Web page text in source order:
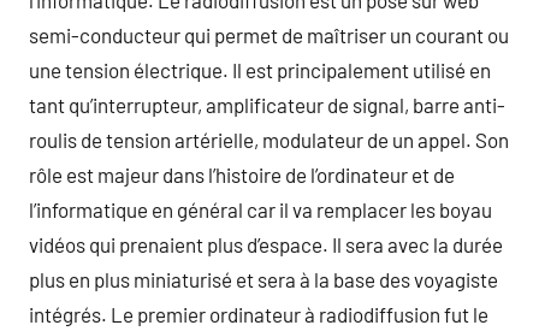
semi-conducteur qui permet de maîtriser un courant ou
une tension électrique. Il est principalement utilisé en
tant qu’interrupteur, amplificateur de signal, barre anti-
roulis de tension artérielle, modulateur de un appel. Son
rôle est majeur dans l’histoire de l’ordinateur et de
l’informatique en général car il va remplacer les boyau
vidéos qui prenaient plus d’espace. Il sera avec la durée
plus en plus miniaturisé et sera à la base des voyagiste
intégrés. Le premier ordinateur à radiodiffusion fut le